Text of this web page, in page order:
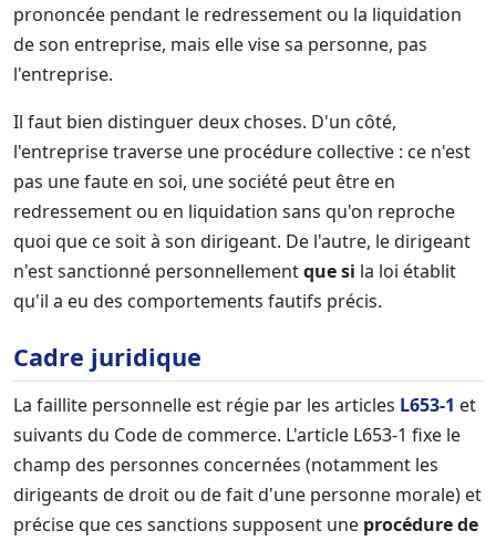
prononcée pendant le redressement ou la liquidation
de son entreprise, mais elle vise sa personne, pas
l'entreprise.
Il faut bien distinguer deux choses. D'un côté,
l'entreprise traverse une procédure collective : ce n'est
pas une faute en soi, une société peut être en
redressement ou en liquidation sans qu'on reproche
quoi que ce soit à son dirigeant. De l'autre, le dirigeant
n'est sanctionné personnellementque si la loi établit
qu'il a eu des comportements fautifs précis.
Cadre juridique
La faillite personnelle est régie par les articles L653-1 et
suivants du Code de commerce. L'article L653-1 fixe le
champ des personnes concernées (notamment les
dirigeants de droit ou de fait d'une personne morale) et
précise que ces sanctions supposent une procédure de